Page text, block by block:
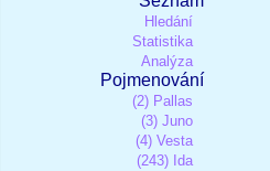
Hledání
Statistika
Analýza
Pojmenování
(2) Pallas
(3) Juno
(4) Vesta
(243) Ida